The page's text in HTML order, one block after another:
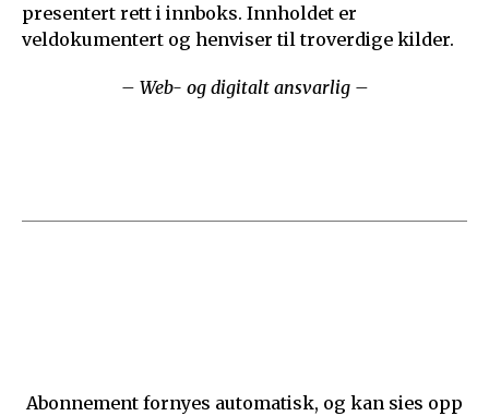
presentert rett i innboks. Innholdet er
veldokumentert og henviser til troverdige kilder.
– Web- og digitalt ansvarlig –
Abonnement fornyes automatisk, og kan sies opp